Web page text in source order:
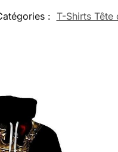
: T-Shirts Tête